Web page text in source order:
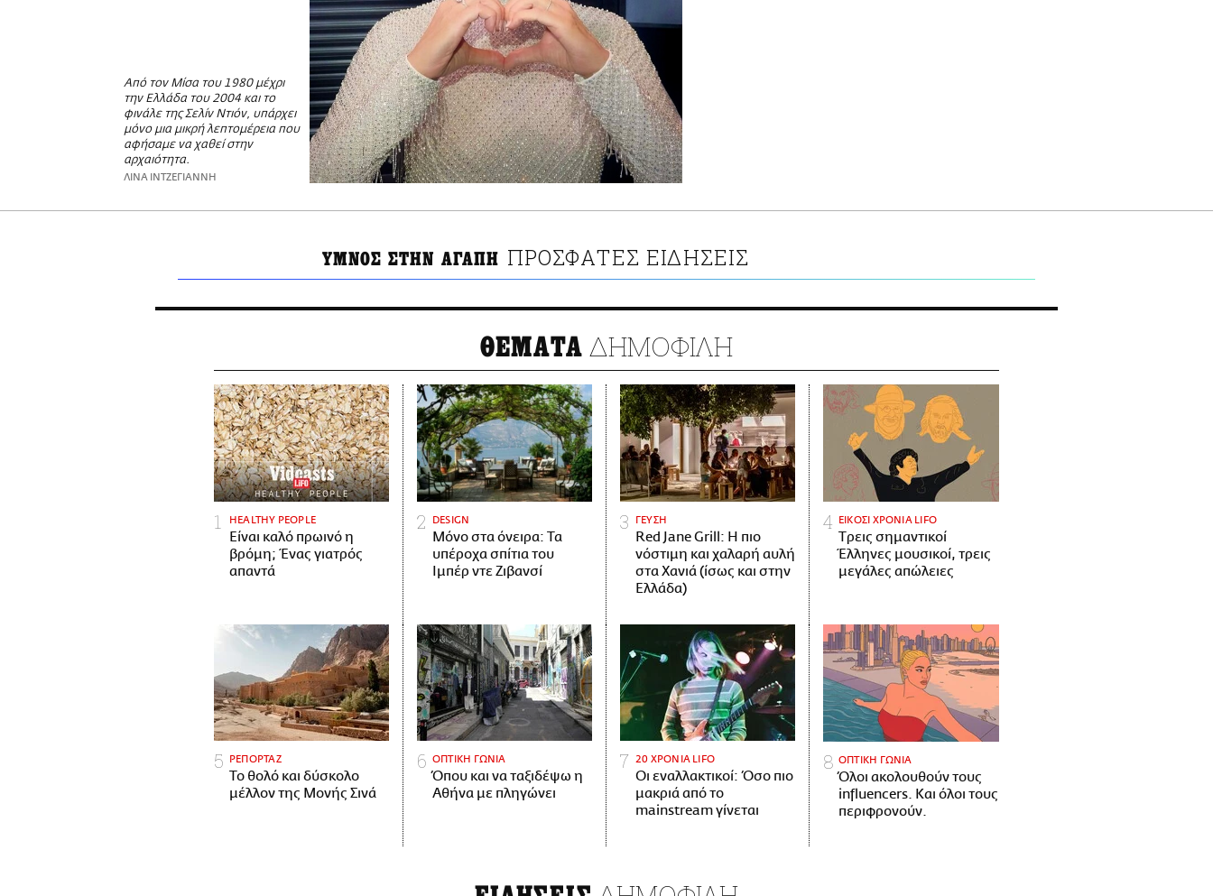
Από τον Μίσα του 1980 μέχρι
την Ελλάδα του 2004 και το
φινάλε της Σελίν Ντιόν, υπάρχει
μόνο μια μικρή λεπτομέρεια που
αφήσαμε να χαθεί στην
αρχαιότητα.
ΛΙΝΑ ΙΝΤΖΕΓΙΑΝΝΗ
ΥΜΝΟΣ ΣΤΗΝ ΑΓΑΠΗ ΠΡΟΣΦΑΤΕΣ ΕΙΔΗΣΕΙΣ
ΘΕΜΑΤΑ ΔΗΜΟΦΙΛΗ
HEALTHY PEOPLE
Είναι καλό πρωινό η
βρόμη; Ένας γιατρός
απαντά
DESIGN
Μόνο στα όνειρα: Τα
υπέροχα σπίτια του
Ιμπέρ ντε Ζιβανσί
ΓΕΥΣΗ
Red Jane Grill: Η πιο
νόστιμη και χαλαρή αυλή
στα Χανιά (ίσως και στην
Ελλάδα)
ΕΙΚΟΣΙ ΧΡΟΝΙΑ LIFO
Tρεις σημαντικοί
Έλληνες μουσικοί, τρεις
μεγάλες απώλειες
ΡΕΠΟΡΤΑΖ
Το θολό και δύσκολο
μέλλον της Μονής Σινά
ΟΠΤΙΚΗ ΓΩΝΙΑ
Όπου και να ταξιδέψω η
Αθήνα με πληγώνει
20 ΧΡΟΝΙΑ LIFO
Οι εναλλακτικοί: Όσο πιο
μακριά από το
mainstream γίνεται
ΟΠΤΙΚΗ ΓΩΝΙΑ
Όλοι ακολουθούν τους
influencers. Και όλοι τους
περιφρονούν.